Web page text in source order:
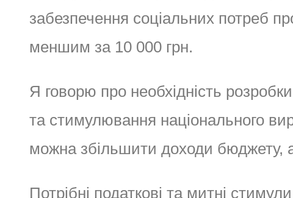
забезпечення соціальних потреб
меншим за 10 000 грн.
Я говорю про необхідність
та стимулювання національного
можна збільшити доходи бюджету,
Потрібні податкові та митні